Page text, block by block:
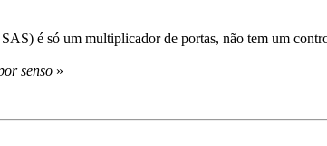
é só um multiplicador de portas, não tem um
senso »